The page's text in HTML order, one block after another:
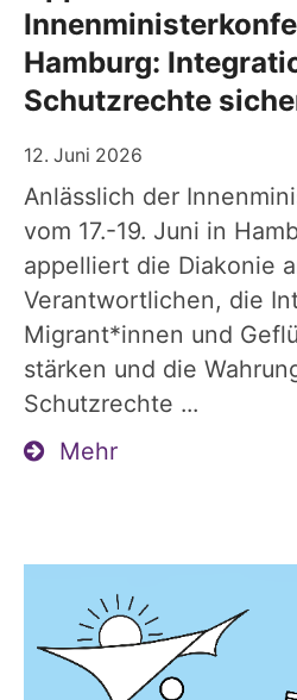
Hamburg:
Schutzrechte
12. Juni 2026
Anlässlich der
vom 17.-19. Juni in
appelliert die Diakonie
Verantwortlichen, die
Migrant*innen und
stärken und die
Schutzrechte ...
Mehr